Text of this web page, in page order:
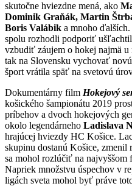
skutočne hviezdne mená, ako
Dominik Graňák, Martin
Boris Valábik a mnoho
spolu rozhodli podporiť
vzbudiť záujem o hokej najmä
tak na Slovensku vychovať
šport vrátila späť na svetovú
Dokumentárny film Hokejový
košického šampionátu 2019
príbehov a dvoch hokejových
okolo legendárneho Ladislava
hrajúcej hviezdy HC Košice.
skupinu dostanú Košice,
sa mohol rozlúčiť na najvyššom
Napriek množstvu úspechov v
ligách sveta mohol byť práve